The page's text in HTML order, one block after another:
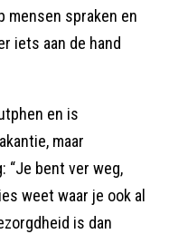
mensen spraken en
iets aan de hand
en is
maar
“Je bent ver weg,
weet waar je ook al
is dan